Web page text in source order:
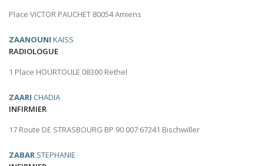
Place VICTOR PAUCHET 80054 Amiens
ZAANOUNI KAISS
RADIOLOGUE
1 Place HOURTOULE 08300 Rethel
ZAARI CHADIA
INFIRMIER
17 Route DE STRASBOURG BP 90 007 67241 Bischwiller
ZABAR STEPHANIE